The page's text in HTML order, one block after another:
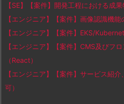
【SE】【案件】開発工程における成
【エンジニア】【案件】画像認識機
【エンジニア】【案件】EKS/
【エンジニア】【案件】CMS及びフ
（React）
【エンジニア】【案件】サービス紹
可）